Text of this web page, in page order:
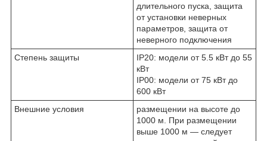
длительного пуска, защита
от установки неверных
параметров, защита от
неверного подключения
Степень защиты
IP20: модели от 5.5 кВт до 55
кВт
IP00: модели от 75 кВт до
600 кВт
Внешние условия
размещении на высоте до
1000 м. При размещении
выше 1000 м — следует